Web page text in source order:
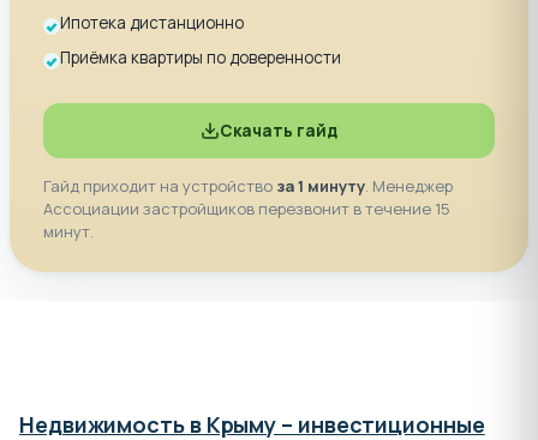
Ипотека дистанционно
Приёмка квартиры по доверенности
Скачать гайд
Гайд приходит на устройство за 1 минуту . Менеджер
Ассоциации застройщиков перезвонит в течение 15
минут.
Недвижимость в Крыму – инвестиционные